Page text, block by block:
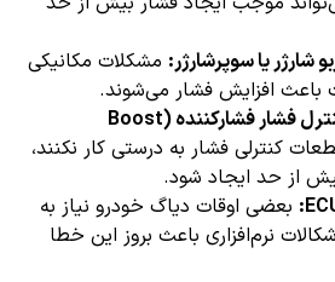
شارژر یا سوپرشارژر: مشکلات مکانیکی
باعث افزایش فشار می‌شوند.
خرابی در سیستم کنترل فشار فشارکننده (Boost
کنترلی فشار به درستی کار نکنند،
از حد ایجاد شود.
بعضی اوقات دیاگ خودرو نیاز به
نرم‌افزاری باعث بروز این خطا